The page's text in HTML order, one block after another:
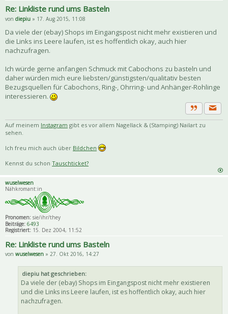
Re: Linkliste rund ums Basteln
von diepiu » 17. Aug 2015, 11:08
Da viele der (ebay) Shops im Eingangspost nicht mehr existieren und
die Links ins Leere laufen, ist es hoffentlich okay, auch hier
nachzufragen.
Ich würde gerne anfangen Schmuck mit Cabochons zu basteln und
daher würden mich eure liebsten/günstigsten/qualitativ besten
Bezugsquellen für Cabochons, Ring-, Ohrring- und Anhänger-Rohlinge
interessieren.
Zitat
Auf meinem Instagram gibt es vor allem Nagellack & (Stamping) Nailart zu
sehen.
Ich freu mich auch über Bildchen
Kennst du schon Tauschticket?
wuselwesen
Nähkromant:in
Pronomen: sie/ihr/they
Beiträge: 6493
Registriert: 15. Dez 2004, 11:52
Re: Linkliste rund ums Basteln
von wuselwesen » 27. Okt 2016, 14:27
diepiu hat geschrieben:
Da viele der (ebay) Shops im Eingangspost nicht mehr existieren
und die Links ins Leere laufen, ist es hoffentlich okay, auch hier
nachzufragen.